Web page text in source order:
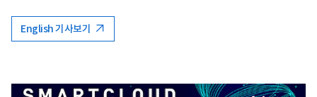
English 기사보기